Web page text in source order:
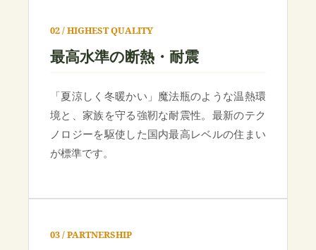
02 / HIGHEST QUALITY
最高水準の断熱・耐震
「夏涼しく冬暖かい」魔法瓶のような温熱環
境と、家族を守る強靭な耐震性。最新のテク
ノロジーを駆使した国内最高レベルの住まい
が標準です。
03 / PARTNERSHIP